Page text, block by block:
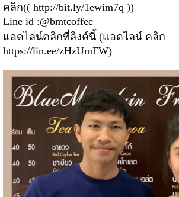
คลิก(( http://bit.ly/1ewim7q ))
Line id :@bmtcoffee
แอดไลน์คลิกที่ลิงค์นี้ (แอดไลน์ คลิก
https://lin.ee/zHzUmFW)